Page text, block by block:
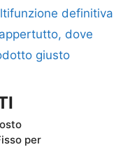
definitiva
dove
giusto
per